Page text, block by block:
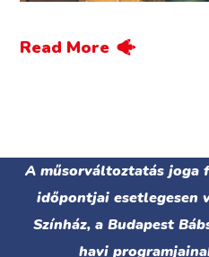
Read More
A műsorváltoztatás joga
időpontjai esetlegesen
Színház, a Budapest
havi